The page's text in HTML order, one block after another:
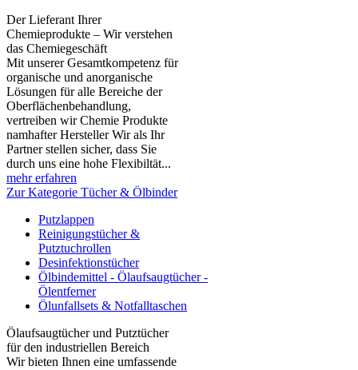
Der Lieferant Ihrer
Chemieprodukte – Wir verstehen
das Chemiegeschäft
Mit unserer Gesamtkompetenz für
organische und anorganische
Lösungen für alle Bereiche der
Oberflächenbehandlung,
vertreiben wir Chemie Produkte
namhafter Hersteller Wir als Ihr
Partner stellen sicher, dass Sie
durch uns eine hohe Flexibiltät...
mehr erfahren
Zur Kategorie Tücher & Ölbinder
Putzlappen
Reinigungstücher &
Putztuchrollen
Desinfektionstücher
Ölbindemittel - Ölaufsaugtücher -
Ölentferner
Ölunfallsets & Notfalltaschen
Ölaufsaugtücher und Putztücher
für den industriellen Bereich
Wir bieten Ihnen eine umfassende